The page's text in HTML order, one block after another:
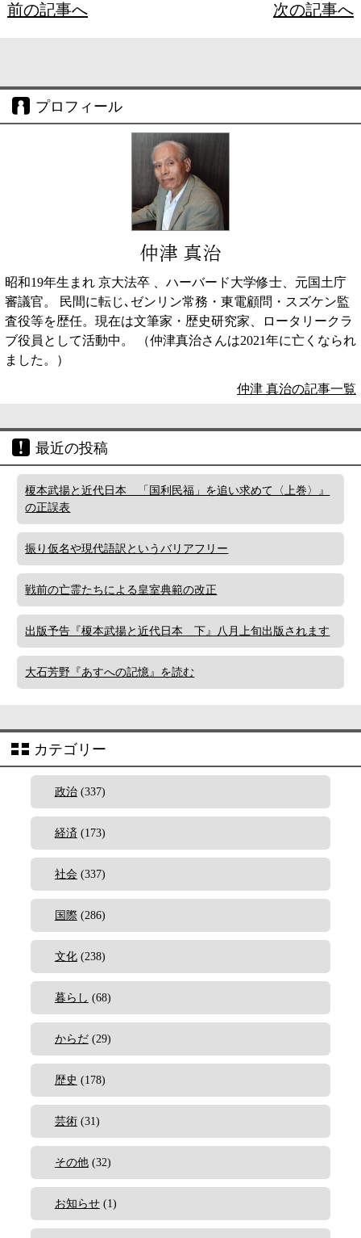
前の記事へ 次の記事へ
プロフィール
仲津 真治
昭和19年生まれ 京大法卒 、ハーバード大学修士、元国土庁
審議官。 民間に転じ､ゼンリン常務・東電顧問・スズケン監
査役等を歴任。現在は文筆家・歴史研究家、ロータリークラ
ブ役員として活動中。 （仲津真治さんは2021年に亡くなられ
ました。）
仲津 真治の記事一覧
最近の投稿
榎本武揚と近代日本 「国利民福」を追い求めて〈上巻〉』
の正誤表
振り仮名や現代語訳というバリアフリー
戦前の亡霊たちによる皇室典範の改正
出版予告『榎本武揚と近代日本 下』八月上旬出版されます
大石芳野『あすへの記憶』を読む
カテゴリー
政治(337)
経済(173)
社会(337)
国際 (286)
文化(238)
暮らし (68)
からだ(29)
歴史 (178)
芸術(31)
その他(32)
お知らせ(1)